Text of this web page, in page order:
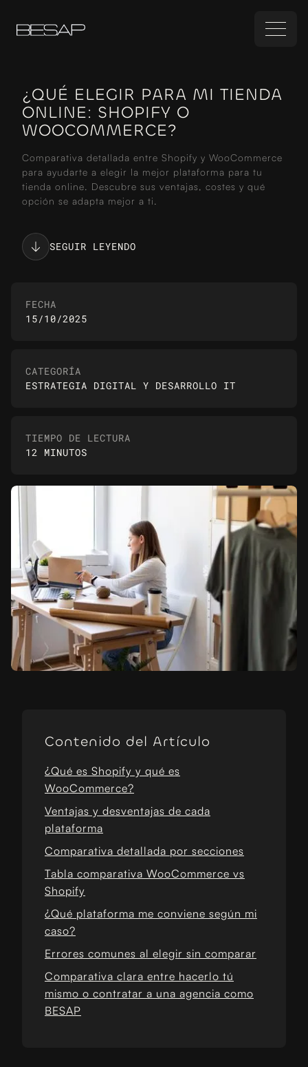
¿QUÉ ELEGIR PARA MI TIENDA
ONLINE: SHOPIFY O
WOOCOMMERCE?
Comparativa detallada entre Shopify y WooCommerce
para ayudarte a elegir la mejor plataforma para tu
tienda online. Descubre sus ventajas, costes y qué
opción se adapta mejor a ti.
SEGUIR LEYENDO
FECHA
15/10/2025
CATEGORÍA
ESTRATEGIA DIGITAL Y DESARROLLO IT
TIEMPO DE LECTURA
12 MINUTOS
Contenido del Artículo
¿Qué es Shopify y qué es
WooCommerce?
Ventajas y desventajas de cada
plataforma
Comparativa detallada por secciones
Tabla comparativa WooCommerce vs
Shopify
¿Qué plataforma me conviene según mi
caso?
Errores comunes al elegir sin comparar
Comparativa clara entre hacerlo tú
mismo o contratar a una agencia como
BESAP